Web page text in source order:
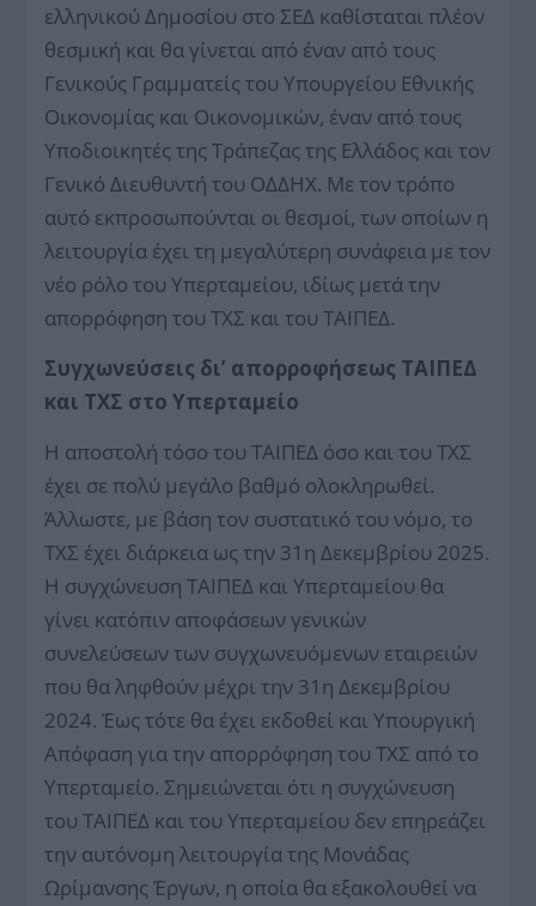
ελληνικού Δημοσίου στο ΣΕΔ καθίσταται πλέον
θεσμική και θα γίνεται από έναν από τους
Γενικούς Γραμματείς του Υπουργείου Εθνικής
Οικονομίας και Οικονομικών, έναν από τους
Υποδιοικητές της Τράπεζας της Ελλάδος και τον
Γενικό Διευθυντή του ΟΔΔΗΧ. Με τον τρόπο
αυτό εκπροσωπούνται οι θεσμοί, των οποίων η
λειτουργία έχει τη μεγαλύτερη συνάφεια με τον
νέο ρόλο του Υπερταμείου, ιδίως μετά την
απορρόφηση του ΤΧΣ και του ΤΑΙΠΕΔ.
Συγχωνεύσεις δι’ απορροφήσεως ΤΑΙΠΕΔ
και ΤΧΣ στο Υπερταμείο
Η αποστολή τόσο του ΤΑΙΠΕΔ όσο και του ΤΧΣ
έχει σε πολύ μεγάλο βαθμό ολοκληρωθεί.
Άλλωστε, με βάση τον συστατικό του νόμο, το
ΤΧΣ έχει διάρκεια ως την 31η Δεκεμβρίου 2025.
Η συγχώνευση ΤΑΙΠΕΔ και Υπερταμείου θα
γίνει κατόπιν αποφάσεων γενικών
συνελεύσεων των συγχωνευόμενων εταιρειών
που θα ληφθούν μέχρι την 31η Δεκεμβρίου
2024. Έως τότε θα έχει εκδοθεί και Υπουργική
Απόφαση για την απορρόφηση του ΤΧΣ από το
Υπερταμείο. Σημειώνεται ότι η συγχώνευση
του ΤΑΙΠΕΔ και του Υπερταμείου δεν επηρεάζει
την αυτόνομη λειτουργία της Μονάδας
Ωρίμανσης Έργων, η οποία θα εξακολουθεί να